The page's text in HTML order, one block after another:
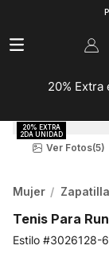
20% Extra
Ver Fotos(5)
Mujer
Tenis Para
3026128-